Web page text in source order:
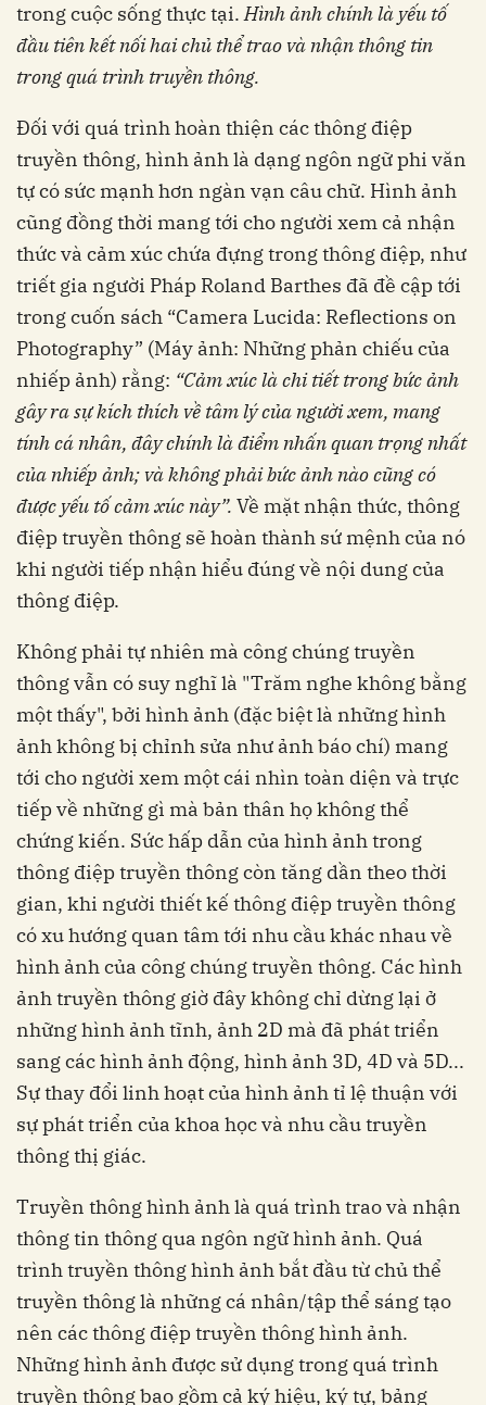
trong cuộc sống thực tại.Hình ảnh chính là yếu tố
đầu tiên kết nối hai chủ thể trao và nhận thông tin
trong quá trình truyền thông.
Đối với quá trình hoàn thiện các thông điệp
truyền thông, hình ảnh là dạng ngôn ngữ phi văn
tự có sức mạnh hơn ngàn vạn câu chữ. Hình ảnh
cũng đồng thời mang tới cho người xem cả nhận
thức và cảm xúc chứa đựng trong thông điệp, như
triết gia người Pháp Roland Barthes đã đề cập tới
trong cuốn sách “Camera Lucida: Reflections on
Photography” (Máy ảnh: Những phản chiếu của
nhiếp ảnh) rằng: “Cảm xúc là chi tiết trong bức ảnh
gây ra sự kích thích về tâm lý của người xem, mang
tính cá nhân, đây chính là điểm nhấn quan trọng nhất
của nhiếp ảnh; và không phải bức ảnh nào cũng có
được yếu tố cảm xúc này”. Về mặt nhận thức, thông
điệp truyền thông sẽ hoàn thành sứ mệnh của nó
khi người tiếp nhận hiểu đúng về nội dung của
thông điệp.
Không phải tự nhiên mà công chúng truyền
thông vẫn có suy nghĩ là "Trăm nghe không bằng
một thấy", bởi hình ảnh (đặc biệt là những hình
ảnh không bị chỉnh sửa như ảnh báo chí) mang
tới cho người xem một cái nhìn toàn diện và trực
tiếp về những gì mà bản thân họ không thể
chứng kiến. Sức hấp dẫn của hình ảnh trong
thông điệp truyền thông còn tăng dần theo thời
gian, khi người thiết kế thông điệp truyền thông
có xu hướng quan tâm tới nhu cầu khác nhau về
hình ảnh của công chúng truyền thông. Các hình
ảnh truyền thông giờ đây không chỉ dừng lại ở
những hình ảnh tĩnh, ảnh 2D mà đã phát triển
sang các hình ảnh động, hình ảnh 3D, 4D và 5D...
Sự thay đổi linh hoạt của hình ảnh tỉ lệ thuận với
sự phát triển của khoa học và nhu cầu truyền
thông thị giác.
Truyền thông hình ảnh là quá trình trao và nhận
thông tin thông qua ngôn ngữ hình ảnh. Quá
trình truyền thông hình ảnh bắt đầu từ chủ thể
truyền thông là những cá nhân/tập thể sáng tạo
nên các thông điệp truyền thông hình ảnh.
Những hình ảnh được sử dụng trong quá trình
truyền thông bao gồm cả ký hiệu, ký tự, bảng